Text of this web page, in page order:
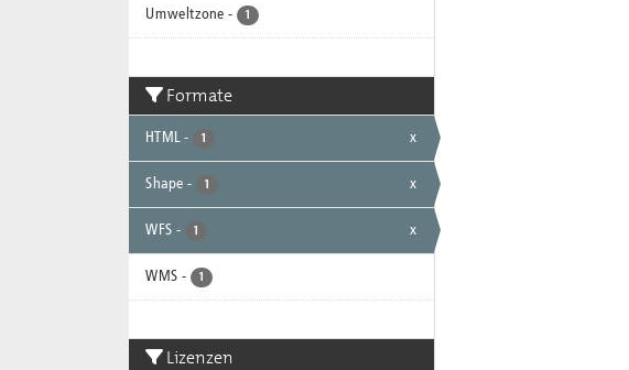
Umweltzone - 1
Formate
HTML - 1 x
Shape - 1 x
WFS - 1 x
WMS - 1
Lizenzen